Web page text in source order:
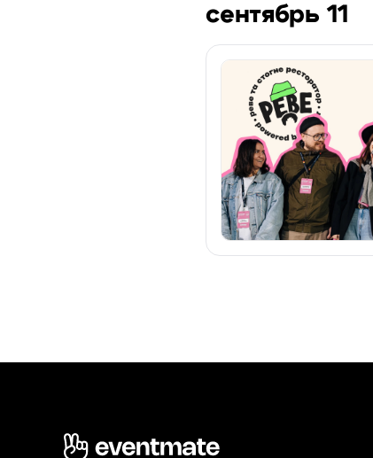
сентябрь 11